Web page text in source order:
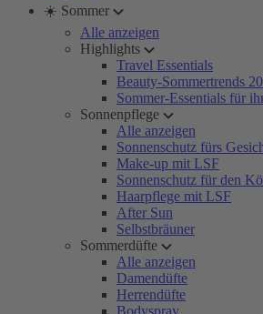
☀️ Sommer
Alle anzeigen
Highlights
Travel Essentials
Beauty-Sommertrends
Sommer-Essentials für
Sonnenpflege
Alle anzeigen
Sonnenschutz fürs
Make-up mit LSF
Sonnenschutz für den
Haarpflege mit LSF
After Sun
Selbstbräuner
Sommerdüfte
Alle anzeigen
Damendüfte
Herrendüfte
Bodyspray